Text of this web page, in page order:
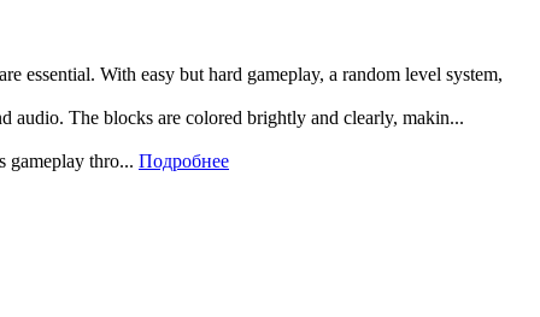
essential. With easy but hard gameplay, a random level system,
audio. The blocks are colored brightly and clearly, makin...
gameplay thro... Подробнее